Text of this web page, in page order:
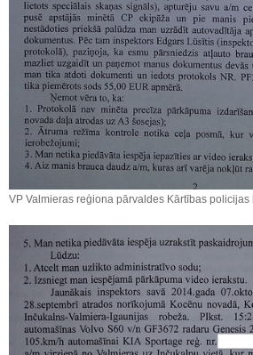
VP Valmieras reģiona pārvaldes Kārtības policijas